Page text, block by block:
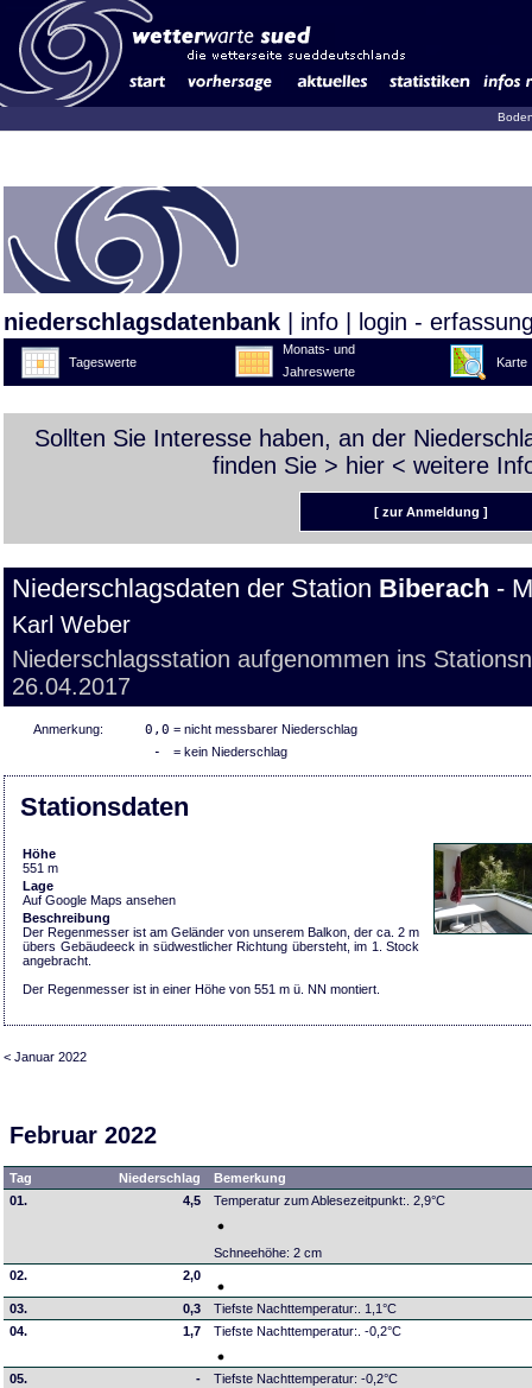
niederschlagsdatenbank info login -
Tageswerte
Monats- und
Jahreswerte
Karte
Sollten Sie Interesse haben, an der
finden Sie > hier < weitere
[ zur Anmeldung ]
Niederschlagsdaten der Station Biberach -
Karl Weber
Niederschlagsstation aufgenommen ins
26.04.2017
Anmerkung: 0,0 = nicht messbarer Niederschlag
- = kein Niederschlag
Stationsdaten
Höhe
551 m
Lage
Auf Google Maps ansehen
Beschreibung
Der Regenmesser ist am Geländer von unserem Balkon, der ca. 2 m
übers Gebäudeeck in südwestlicher Richtung übersteht, im 1. Stock
angebracht.
Der Regenmesser ist in einer Höhe von 551 m ü. NN montiert.
< Januar 2022
Februar 2022
Tag Niederschlag
Bemerkung
01.
4,5 Temperatur zum Ablesezeitpunkt:. 2,9°C
Schneehöhe: 2 cm
02.
2,0
03. 0,3
Tiefste Nachttemperatur:. 1,1°C
04.
1,7 Tiefste Nachttemperatur:. -0,2°C
05. -
Tiefste Nachttemperatur: -0,2°C